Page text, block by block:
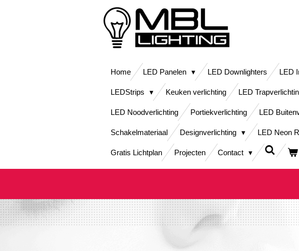
Home LED Panelen LED Downlighters LED
LEDStrips Keuken verlichting LED
LED Noodverlichting Portiekverlichting LED
Schakelmateriaal Designverlichting LED Neon
Gratis Lichtplan Projecten Contact